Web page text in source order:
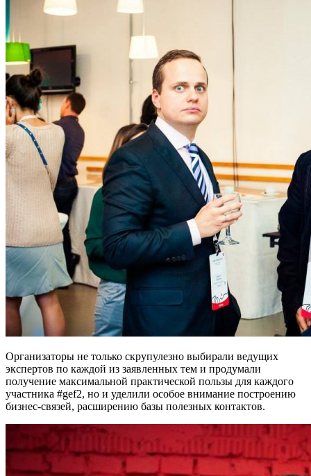
Организаторы не только скрупулезно выбирали ведущих
экспертов по каждой из заявленных тем и продумали
получение максимальной практической пользы для каждого
участника #gef2, но и уделили особое внимание построению
бизнес-связей, расширению базы полезных контактов.